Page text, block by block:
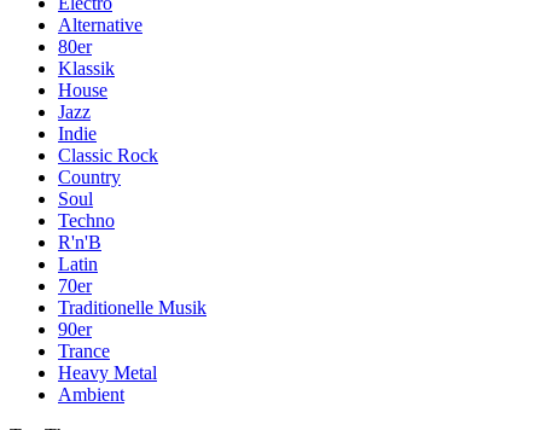
Alternative
80er
Klassik
House
Jazz
Indie
Classic Rock
Country
Soul
Techno
R'n'B
Latin
70er
Traditionelle Musik
90er
Trance
Heavy Metal
Ambient